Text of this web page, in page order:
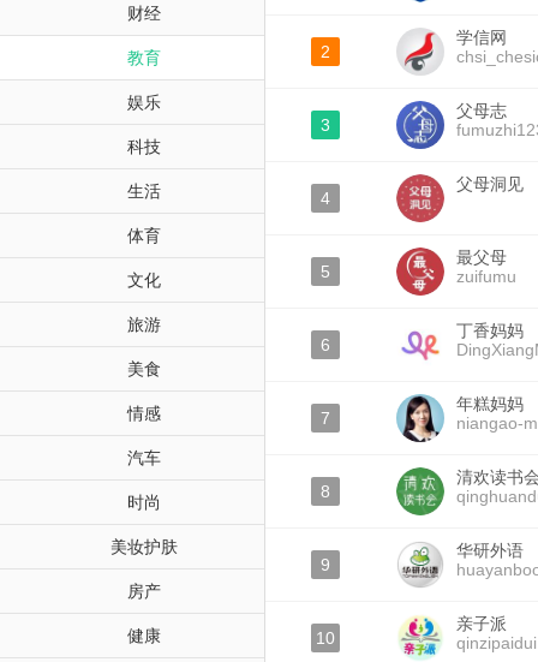
财经
教育
娱乐
科技
生活
体育
文化
旅游
美食
情感
汽车
时尚
美妆护肤
房产
健康
2
学信网
3
父母志
4
父母洞见
5
最父母
zuifumu
6
丁香妈妈
7
年糕妈妈
niangao-
8
清欢读书
9
华研外语
10
亲子派
qinzipaidui